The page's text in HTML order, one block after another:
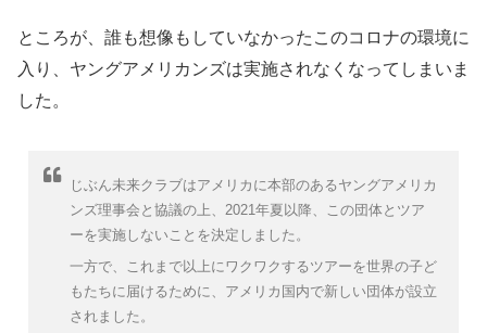
ところが、誰も想像もしていなかったこのコロナの環境に
入り、ヤングアメリカンズは実施されなくなってしまいま
した。
じぶん未来クラブはアメリカに本部のあるヤングアメリカ
ンズ理事会と協議の上、2021年夏以降、この団体とツア
ーを実施しないことを決定しました。
一方で、これまで以上にワクワクするツアーを世界の子ど
もたちに届けるために、アメリカ国内で新しい団体が設立
されました。